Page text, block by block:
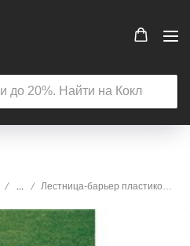
... Лестница-барьер пластиковая Seven 4 метра